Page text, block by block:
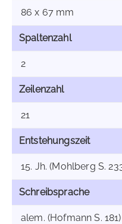
86 x 67 mm
Spaltenzahl
2
Zeilenzahl
21
Entstehungszeit
15. Jh. (Mohlberg S.
Schreibsprache
alem. (Hofmann S. 181)